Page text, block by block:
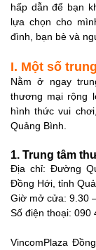
4. Cửa
hóa
hóa Hòa Nữ
IV. Một số
Bình
1. Chợ Đồng
2. Chợ Nam
Ga)
3. Chợ Ba
trung tâm
trung tâm
hấp dẫn để bạn
lựa chọn cho
đình, bạn bè và
I. Một số
Nằm ở ngay
thương mại rộng
hình thức vui
Quảng Bình.
1. Trung tâm
Địa chỉ: Đường
Đồng Hới, tỉnh
Giờ mở cửa: 9.30
Số điện thoại: 090
VincomPlaza